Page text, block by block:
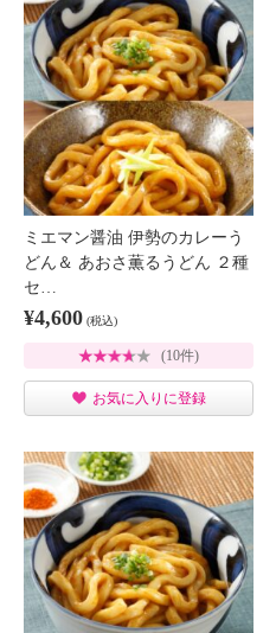
ミエマン醤油 伊勢のカレーう
どん＆ あおさ薫るうどん ２種
セ…
¥4,600 (税込)
(10件)
お気に入りに登録